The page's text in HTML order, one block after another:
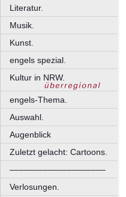
Literatur.
Musik.
Kunst.
engels spezial.
Kultur in NRW.
engels-Thema.
Auswahl.
Augenblick
Zuletzt gelacht: Cartoons.
––––––––––––––––––––
Verlosungen.